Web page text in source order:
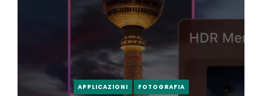
APPLICAZIONI FOTOGRAFIA